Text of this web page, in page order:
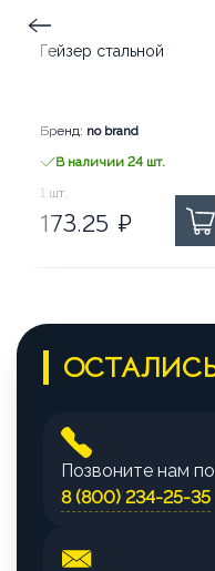
Гейзер стальной
Бренд: no brand
В наличии 24 шт.
173.25
1 шт.
173.25 ₽
Позвоните нам
8 (800) 234-25-35